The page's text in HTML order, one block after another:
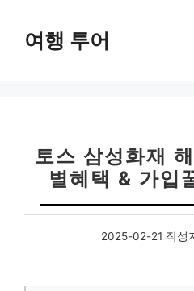
여행 투어
토스 삼성화재
별혜택 & 가입
2025-02-21 작성